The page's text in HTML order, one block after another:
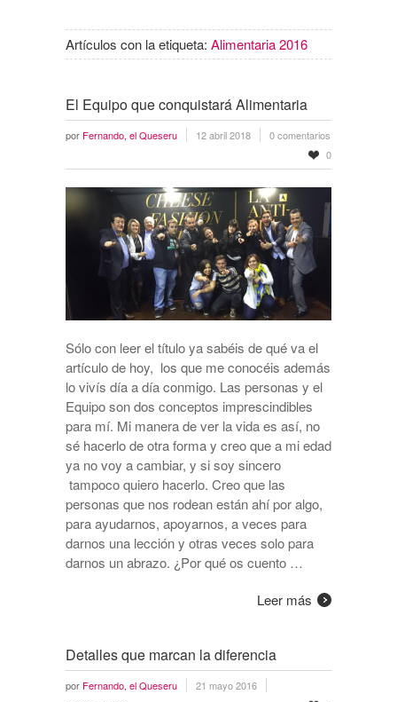
Artículos con la etiqueta: Alimentaria 2016
El Equipo que conquistará Alimentaria
por Fernando, el Queseru 12 abril 2018
0 comentarios
0
Sólo con leer el título ya sabéis de qué va el
artículo de hoy, los que me conocéis además
lo vivís día a día conmigo. Las personas y el
Equipo son dos conceptos imprescindibles
para mí. Mi manera de ver la vida es así, no
sé hacerlo de otra forma y creo que a mi edad
ya no voy a cambiar, y si soy sincero
tampoco quiero hacerlo. Creo que las
personas que nos rodean están ahí por algo,
para ayudarnos, apoyarnos, a veces para
darnos una lección y otras veces solo para
darnos un abrazo. ¿Por qué os cuento …
Leer más
Detalles que marcan la diferencia
por Fernando, el Queseru
21 mayo 2016